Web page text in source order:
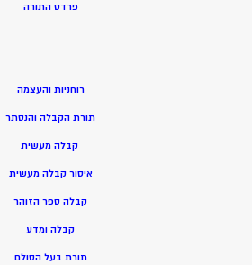
פרדס התורה
רוחניות והעצמה
תורת הקבלה והנסתר
קבלה מעשית
איסור קבלה מעשית
קבלה ספר הזוהר
קבלה ומדע
תורת בעל הסולם